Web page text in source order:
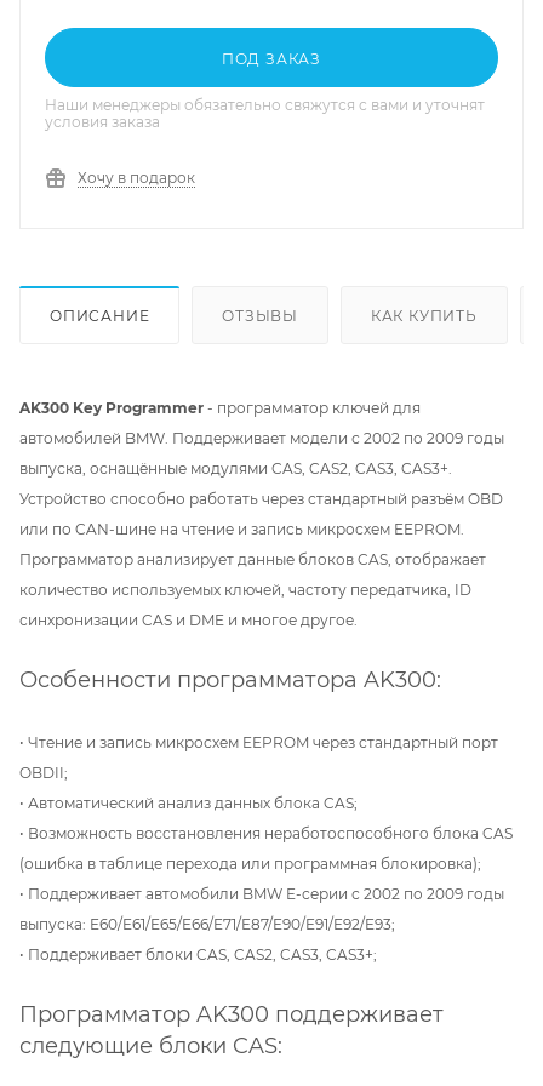
ПОД ЗАКАЗ
Наши менеджеры обязательно свяжутся с вами и уточнят
условия заказа
Хочу в подарок
ОПИСАНИЕ ОТЗЫВЫ КАК КУПИТЬ
AK300 Key Programmer - программатор ключей для
автомобилей BMW. Поддерживает модели с 2002 по 2009 годы
выпуска, оснащённые модулями CAS, CAS2, CAS3, CAS3+.
Устройство способно работать через стандартный разъём OBD
или по CAN-шине на чтение и запись микросхем EEPROM.
Программатор анализирует данные блоков CAS, отображает
количество используемых ключей, частоту передатчика, ID
синхронизации CAS и DME и многое другое.
Особенности программатора AK300:
• Чтение и запись микросхем EEPROM через стандартный порт
OBDII;
• Автоматический анализ данных блока CAS;
• Возможность восстановления неработоспособного блока CAS
(ошибка в таблице перехода или программная блокировка);
• Поддерживает автомобили BMW E-серии с 2002 по 2009 годы
выпуска: E60/E61/E65/E66/E71/E87/E90/E91/E92/E93;
• Поддерживает блоки CAS, CAS2, CAS3, CAS3+;
Программатор AK300 поддерживает
следующие блоки CAS: